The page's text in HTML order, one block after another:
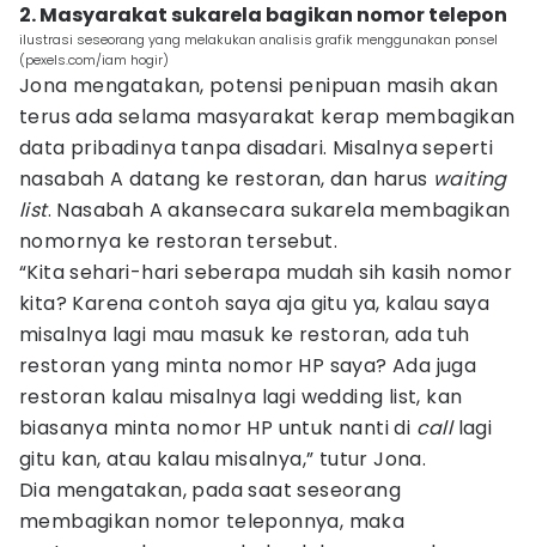
2. Masyarakat sukarela bagikan nomor telepon
ilustrasi seseorang yang melakukan analisis grafik menggunakan ponsel
(pexels.com/iam hogir)
Jona mengatakan, potensi penipuan masih akan
terus ada selama masyarakat kerap membagikan
data pribadinya tanpa disadari. Misalnya seperti
nasabah A datang ke restoran, dan harus waiting
list. Nasabah A akansecara sukarela membagikan
nomornya ke restoran tersebut.
“Kita sehari-hari seberapa mudah sih kasih nomor
kita? Karena contoh saya aja gitu ya, kalau saya
misalnya lagi mau masuk ke restoran, ada tuh
restoran yang minta nomor HP saya? Ada juga
restoran kalau misalnya lagi wedding list, kan
biasanya minta nomor HP untuk nanti di calllagi
gitu kan, atau kalau misalnya,” tutur Jona.
Dia mengatakan, pada saat seseorang
membagikan nomor teleponnya, maka